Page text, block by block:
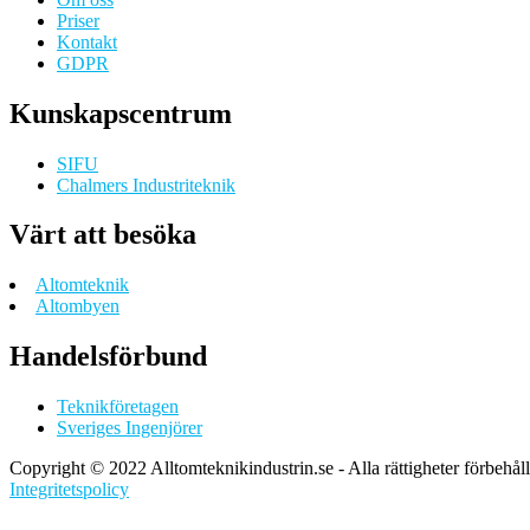
Priser
Kontakt
GDPR
Kunskapscentrum
SIFU
Chalmers Industriteknik
Värt att besöka
Altomteknik
Altombyen
Handelsförbund
Teknikföretagen
Sveriges Ingenjörer
Copyright © 2022 Alltomteknikindustrin.se - Alla rättigheter
Integritetspolicy